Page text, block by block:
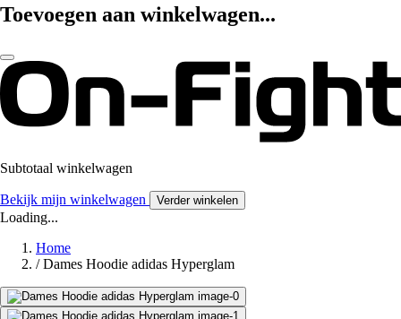
Toevoegen aan winkelwagen...
Subtotaal winkelwagen
Bekijk mijn winkelwagen Verder winkelen
Loading...
Home
/ Dames Hoodie adidas Hyperglam